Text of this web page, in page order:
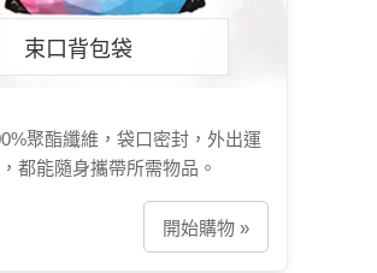
束口背包袋
聚酯纖維，袋口密封，外出運
都能隨身攜帶所需物品。
開始購物 »